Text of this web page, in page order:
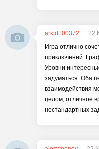
arkid100372
22
Игра отлично
приключений.
Уровни
задуматься. Оба
взаимодействия
целом, отличное
нестандартных